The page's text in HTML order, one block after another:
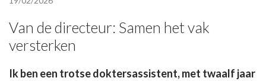
Van de directeur: Samen het vak
versterken
Ik ben een trotse doktersassistent, met twaalf jaar